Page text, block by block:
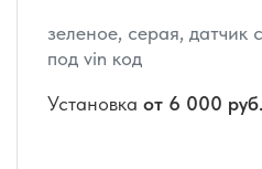
зеленое, серая, датчик
под vin код
Установка от 6 000 руб.